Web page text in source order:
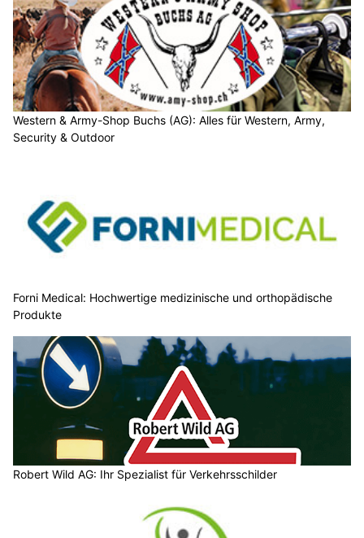
Western & Army-Shop Buchs (AG): Alles für Western, Army,
Security & Outdoor
Forni Medical: Hochwertige medizinische und orthopädische
Produkte
Robert Wild AG: Ihr Spezialist für Verkehrsschilder